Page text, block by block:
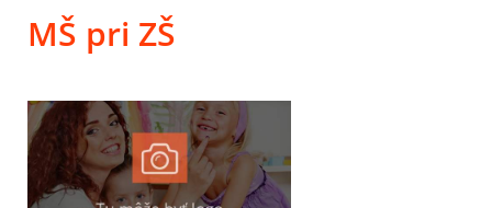
MŠ pri ZŠ